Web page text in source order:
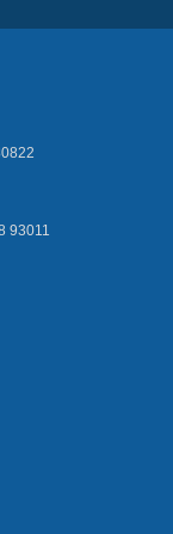
93011